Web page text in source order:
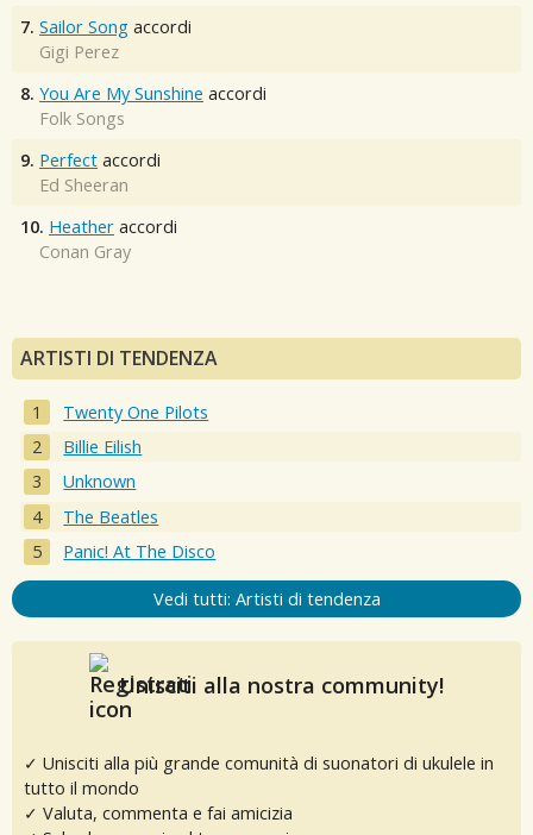
7. Sailor Song accordi
Gigi Perez
8. You Are My Sunshine accordi
Folk Songs
9. Perfect accordi
Ed Sheeran
10. Heather accordi
Conan Gray
ARTISTI DI TENDENZA
Twenty One Pilots
Billie Eilish
Unknown
The Beatles
Panic! At The Disco
Vedi tutti: Artisti di tendenza
Unisciti alla nostra community!
✓ Unisciti alla più grande comunità di suonatori di ukulele in
tutto il mondo
✓ Valuta, commenta e fai amicizia